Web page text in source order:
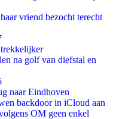
vriend bezocht terecht
na golf van diefstal en
naar Eindhoven
backdoor in iCloud aan
OM geen enkel